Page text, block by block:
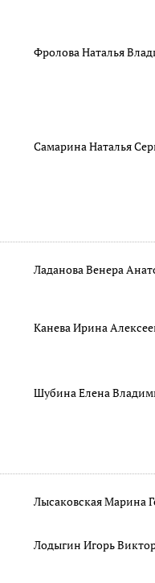
Фролова Наталья
Самарина Наталья
Ладанова Венера
Канева Ирина
Шубина Елена
Лысаковская Марина
Лодыгин Игорь